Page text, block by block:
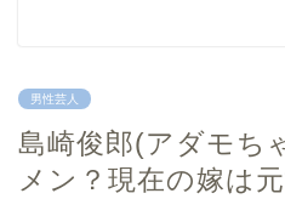
男性芸人
島崎俊郎(アダモち
メン？現在の嫁は